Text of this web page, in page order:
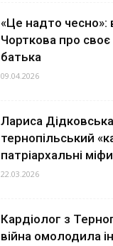
«Це надто чесно»:
Чорткова про
батька
09.04.2026
Лариса
тернопільський
патріархальні міфи
22.03.2026
Кардіолог з
війна омолодила